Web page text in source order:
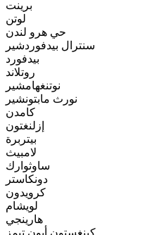
برينت
لوتن
حي هرو لندن
سنترال بيدفوردشير
بيدفورد
روتلاند
نوتنغهامشير
نورث مابتونشير
كامدن
إزلنغتون
بيتربرة
لامبيث
ساوثوارك
دونكاستر
كرويدون
لويشام
هارينجي